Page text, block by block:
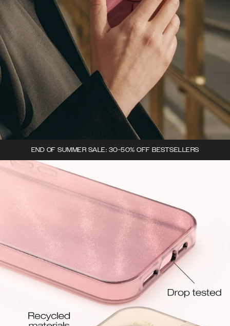
END OF SUMMER SALE: 30-50% OFF BESTSELLERS